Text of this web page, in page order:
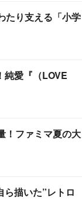
たり支える「小学
純愛『（LOVE
！ファミマ夏の大
描いた”レトロ